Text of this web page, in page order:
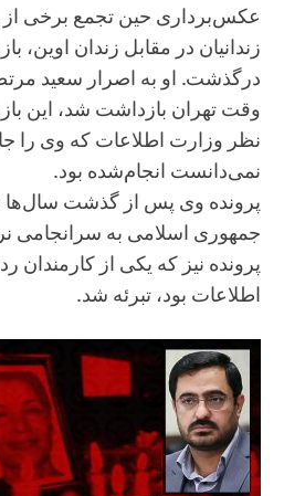
عکس‌برداری حین تجمع برخی از
زندانیان در مقابل زندان اوین،
درگذشت. او به اصرار سعید
وقت تهران بازداشت شد، این
نظر وزارت اطلاعات که وی را
نمی‌دانست انجام‌شده بود.
پرونده وی پس از گذشت سال‌ها
جمهوری اسلامی به سرانجامی
پرونده نیز که یکی از کارمندان
اطلاعات بود، تبرئه شد.